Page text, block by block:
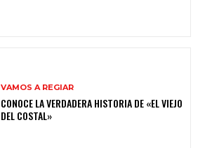
VAMOS A REGIAR
CONOCE LA VERDADERA HISTORIA DE «EL VIEJO
DEL COSTAL»